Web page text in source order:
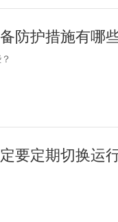
防护措施有哪
要定期切换运